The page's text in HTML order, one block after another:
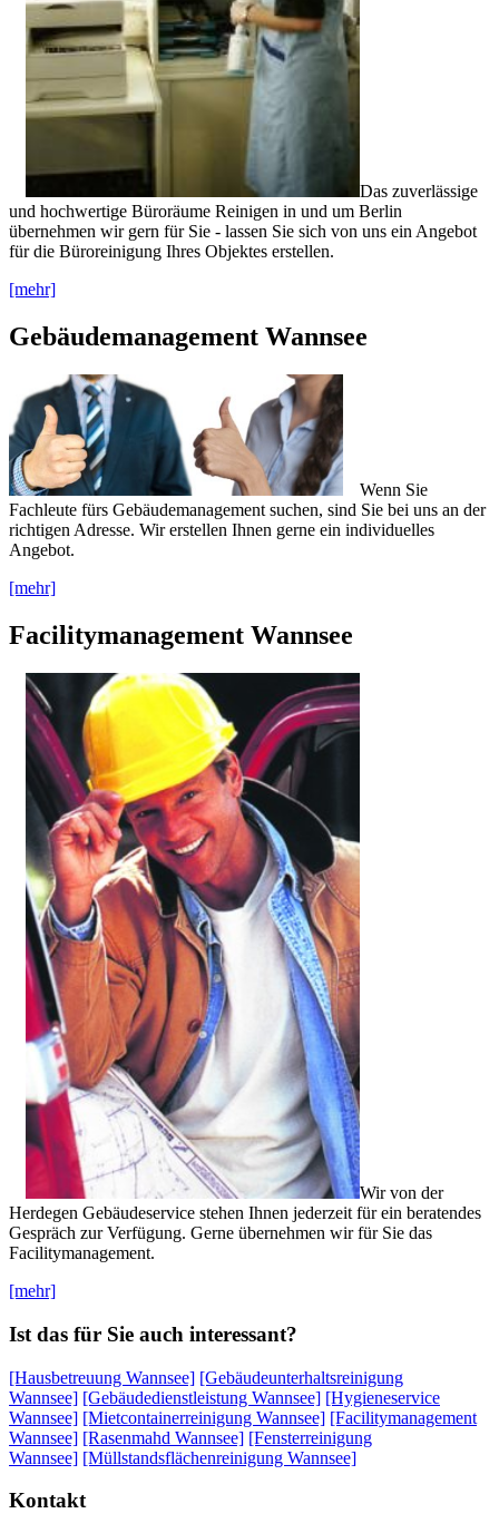
Das zuverlässige
und hochwertige Büroräume Reinigen in und um Berlin
übernehmen wir gern für Sie - lassen Sie sich von uns ein Angebot
für die Büroreinigung Ihres Objektes erstellen.
[mehr]
Gebäudemanagement Wannsee
Wenn Sie
Fachleute fürs Gebäudemanagement suchen, sind Sie bei uns an der
richtigen Adresse. Wir erstellen Ihnen gerne ein individuelles
Angebot.
[mehr]
Facilitymanagement Wannsee
Wir von der
Herdegen Gebäudeservice stehen Ihnen jederzeit für ein beratendes
Gespräch zur Verfügung. Gerne übernehmen wir für Sie das
Facilitymanagement.
[mehr]
Ist das für Sie auch interessant?
[Hausbetreuung Wannsee] [Gebäudeunterhaltsreinigung
Wannsee] [Gebäudedienstleistung Wannsee] [Hygieneservice
Wannsee] [Mietcontainerreinigung Wannsee] [Facilitymanagement
Wannsee] [Rasenmahd Wannsee] [Fensterreinigung
Wannsee] [Müllstandsflächenreinigung Wannsee]
Kontakt